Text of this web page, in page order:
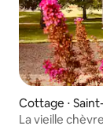
Cottage ⋅
nal
La vieille